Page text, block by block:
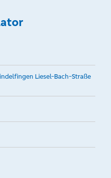
Liesel-Bach-Straße